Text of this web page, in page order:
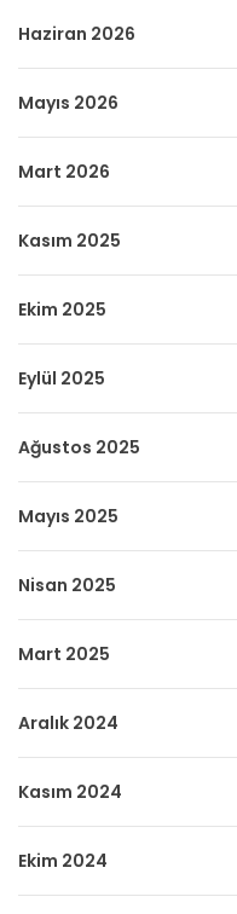
Haziran 2026
Mayıs 2026
Mart 2026
Kasım 2025
Ekim 2025
Eylül 2025
Ağustos 2025
Mayıs 2025
Nisan 2025
Mart 2025
Aralık 2024
Kasım 2024
Ekim 2024